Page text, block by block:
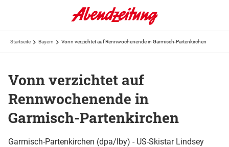
Startseite Bayern Vonn verzichtet auf Rennwochenende in Garmisch-Partenkirchen
Vonn verzichtet auf
Rennwochenende in
Garmisch-Partenkirchen
Garmisch-Partenkirchen (dpa/lby) - US-Skistar Lindsey